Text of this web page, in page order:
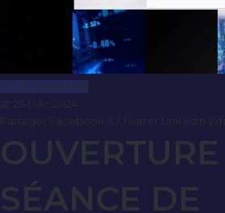
Le Journal BRVM
SÉANCE DE